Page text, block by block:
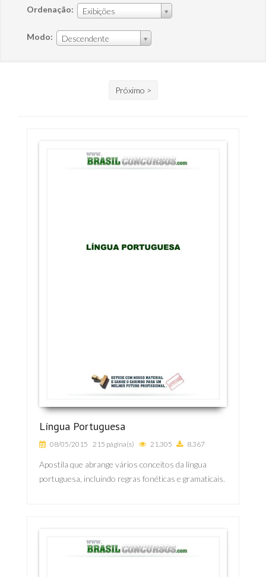
Ordenação: Exibições
Modo: Descendente
Próximo >
Língua Portuguesa
08/05/2015 215 página(s) 21.305 8.367
Apostila que abrange vários conceitos da língua
portuguesa, incluindo regras fonéticas e gramaticais.